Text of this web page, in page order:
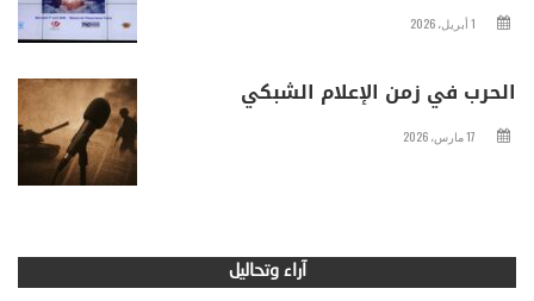
1 أبريل، 2026
الحرب في زمن الإعلام الشبكي
17 مارس، 2026
آراء وتحاليل